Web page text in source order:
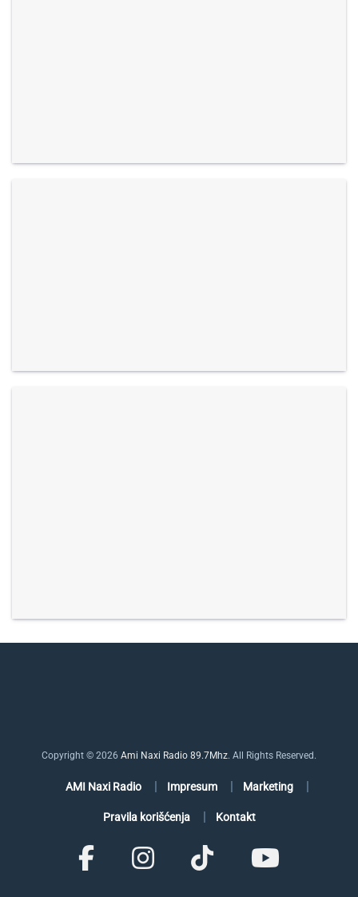
Copyright © 2026 Ami Naxi Radio 89.7Mhz. All Rights Reserved.
AMI Naxi Radio Impresum Marketing
Pravila korišćenja Kontakt